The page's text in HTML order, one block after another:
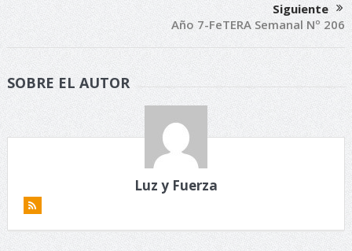
Siguiente
Año 7-FeTERA Semanal Nº 206
SOBRE EL AUTOR
Luz y Fuerza